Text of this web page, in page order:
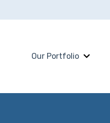
per le traduzioni
Our Portfolio